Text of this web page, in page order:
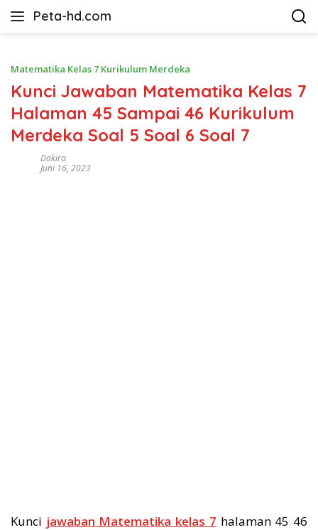
Peta-hd.com
Kumpulan
HD
Matematika Kelas 7 Kurikulum Merdeka
Kunci Jawaban Matematika Kelas 7
Halaman 45 Sampai 46 Kurikulum
Merdeka Soal 5 Soal 6 Soal 7
Dakira
Juni 16, 2023
Kunci jawaban Matematika kelas 7 halaman 45 46